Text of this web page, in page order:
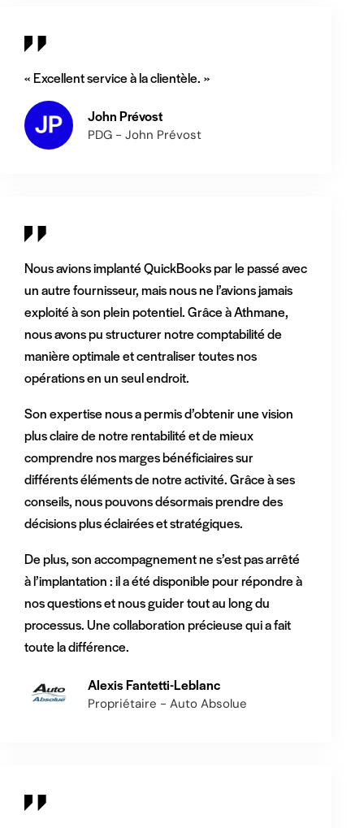
« Excellent service à la clientèle. »
John Prévost
PDG - John Prévost
Nous avions implanté QuickBooks par le passé avec
un autre fournisseur, mais nous ne l’avions jamais
exploité à son plein potentiel. Grâce à Athmane,
nous avons pu structurer notre comptabilité de
manière optimale et centraliser toutes nos
opérations en un seul endroit.
Son expertise nous a permis d’obtenir une vision
plus claire de notre rentabilité et de mieux
comprendre nos marges bénéficiaires sur
différents éléments de notre activité. Grâce à ses
conseils, nous pouvons désormais prendre des
décisions plus éclairées et stratégiques.
De plus, son accompagnement ne s’est pas arrêté
à l’implantation : il a été disponible pour répondre à
nos questions et nous guider tout au long du
processus. Une collaboration précieuse qui a fait
toute la différence.
Alexis Fantetti-Leblanc
Propriétaire - Auto Absolue